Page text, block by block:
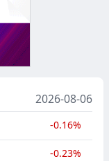
2026-08-06
-0.16%
-0.23%